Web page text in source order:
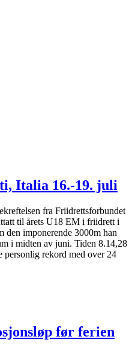
Italia 16.-19. juli
fra Friidrettsforbundet
til årets U18 EM i friidrett i
den imponerende 3000m han
i midten av juni. Tiden 8.14,28
personlig rekord med over 24
før ferien